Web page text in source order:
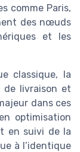
comme Paris,
des nœuds
et les
classique, la
de livraison et
dans ces
optimisation
en suivi de la
à l’identique